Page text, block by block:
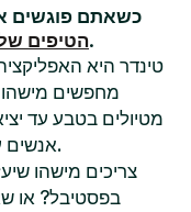
כשאתם פוגשים
הטיפיםשלנו.
טינדר היא
מחפשים מישהו
מטיולים בטבע עד
אנשים על הדברים שאתם הכי נהנים לעשות.
צריכים מישהו
בפסטיבל? או